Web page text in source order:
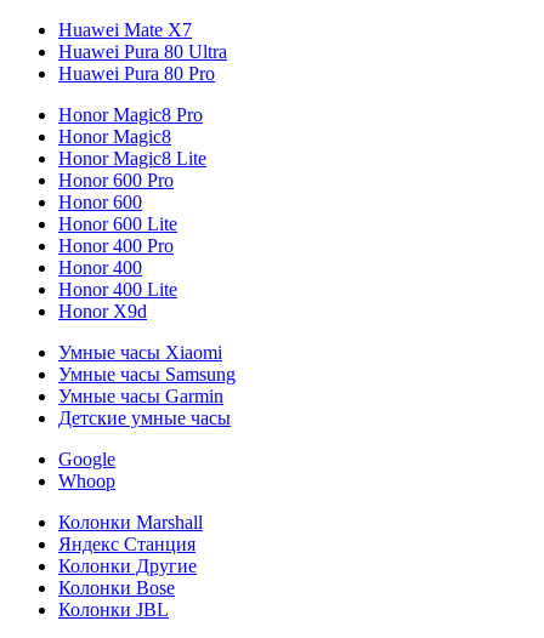
Huawei Mate X7
Huawei Pura 80 Ultra
Huawei Pura 80 Pro
Honor Magic8 Pro
Honor Magic8
Honor Magic8 Lite
Honor 600 Pro
Honor 600
Honor 600 Lite
Honor 400 Pro
Honor 400
Honor 400 Lite
Honor X9d
Умные часы Xiaomi
Умные часы Samsung
Умные часы Garmin
Детские умные часы
Google
Whoop
Колонки Marshall
Яндекс Станция
Колонки Другие
Колонки Bose
Колонки JBL